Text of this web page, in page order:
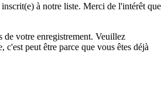
à notre liste. Merci de l'intérêt que
de votre enregistrement. Veuillez
c'est peut être parce que vous êtes déjà